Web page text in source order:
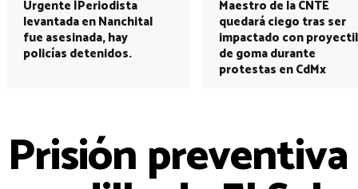
Urgente |Periodista
levantada en Nanchital
fue asesinada, hay
policías detenidos.
Maestro de la CNTE
quedará ciego tras ser
impactado con proyectil
de goma durante
protestas en CdMx
Prisión